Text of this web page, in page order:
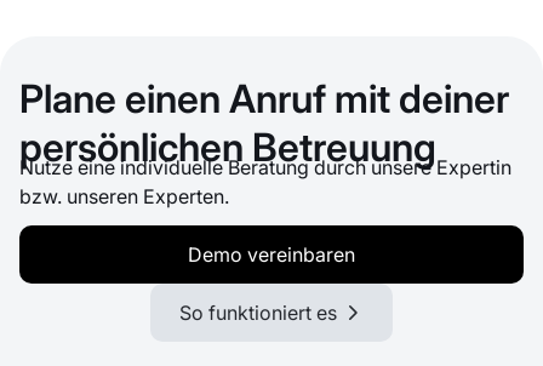
Plane einen Anruf mit deiner
persönlichen Betreuung
Nutze eine individuelle Beratung durch unsere Expertin
bzw. unseren Experten.
Demo vereinbaren
So funktioniert es